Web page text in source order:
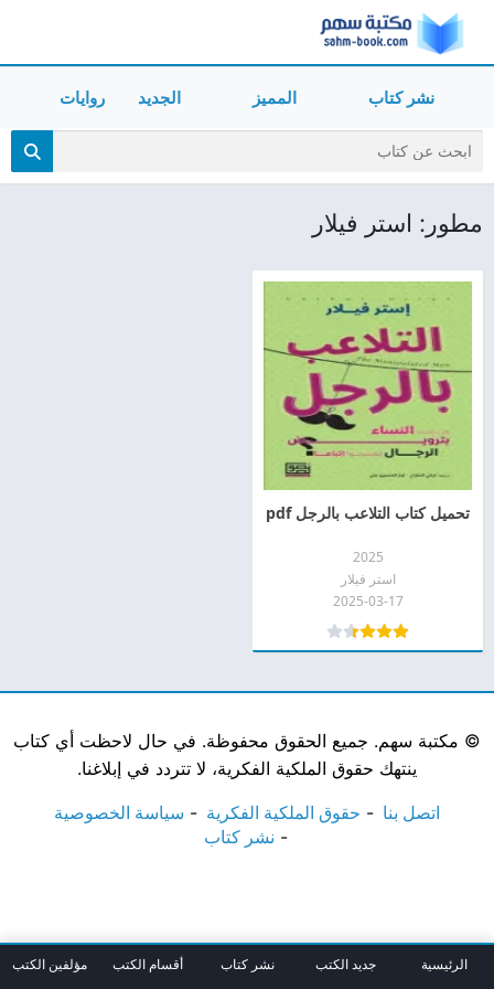
نشر كتاب المميز الجديد روايات
مطور: استر فيلار
تحميل كتاب التلاعب بالرجل pdf
2025
استر فيلار
2025-03-17
© مكتبة سهم. جميع الحقوق محفوظة. في حال لاحظت أي كتاب
ينتهك حقوق الملكية الفكرية، لا تتردد في إبلاغنا.
اتصل بنا حقوق الملكية الفكرية
سياسة الخصوصية
نشر كتاب
الرئيسية جديد الكتب نشر كتاب أقسام الكتب مؤلفين الكتب